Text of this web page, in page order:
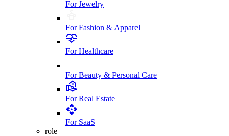
For Jewelry
For Fashion & Apparel
For Healthcare
For Beauty & Personal Care
For Real Estate
For SaaS
role